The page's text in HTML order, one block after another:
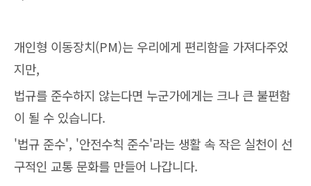
개인형 이동장치(PM)는 우리에게 편리함을 가져다주었
지만,
법규를 준수하지 않는다면 누군가에게는 크나 큰 불편함
이 될 수 있습니다.
'법규 준수', '안전수칙 준수'라는 생활 속 작은 실천이 선
구적인 교통 문화를 만들어 나갑니다.